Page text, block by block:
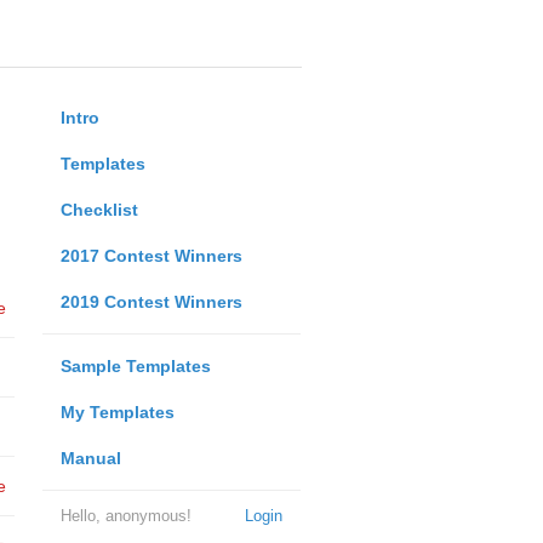
Intro
Templates
Checklist
2017 Contest Winners
2019 Contest Winners
Sample Templates
My Templates
Manual
Login
Hello, anonymous!